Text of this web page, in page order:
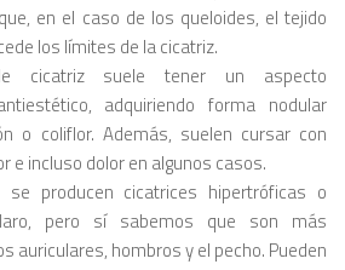
en el caso de los queloides, el tejido
los límites de la cicatriz.
cicatriz suele tener un aspecto
adquiriendo forma nodular
o coliflor. Además, suelen cursar con
e incluso dolor en algunos casos.
producen cicatrices hipertróficas o
pero sí sabemos que son más
auriculares, hombros y el pecho. Pueden